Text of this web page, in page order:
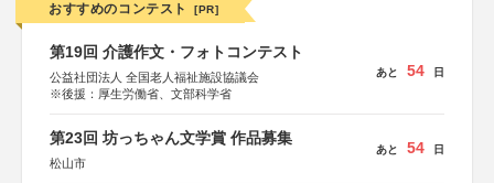
おすすめのコンテスト [PR]
第19回 介護作文・フォトコンテスト
公益社団法人 全国老人福祉施設協議会
※後援：厚生労働省、文部科学省
あと 54 日
第23回 坊っちゃん文学賞 作品募集
松山市
あと 54 日